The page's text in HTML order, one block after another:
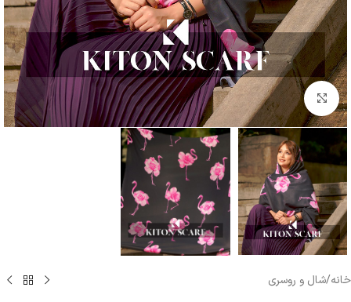
بزرگنمایی تصویر
خانه/شال و روسری